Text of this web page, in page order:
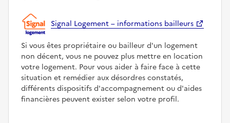
Signal Logement – informations bailleurs
Si vous êtes propriétaire ou bailleur d'un logement
non décent, vous ne pouvez plus mettre en location
votre logement. Pour vous aider à faire face à cette
situation et remédier aux désordres constatés,
différents dispositifs d'accompagnement ou d'aides
financières peuvent exister selon votre profil.